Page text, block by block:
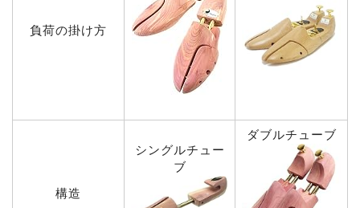
負荷の掛け方
構造
シングルチュー
ブ
ダブルチューブ